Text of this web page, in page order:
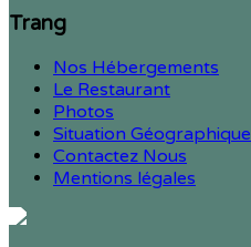
Trang
Nos Hébergements
Le Restaurant
Photos
Situation Géographique
Contactez Nous
Mentions légales